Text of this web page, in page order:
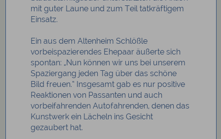
mit guter Laune und zum Teil tatkräftigem
Einsatz.
Ein aus dem Altenheim Schlößle
vorbeispazierendes Ehepaar äußerte sich
spontan: „Nun können wir uns bei unserem
Spaziergang jeden Tag über das schöne
Bild freuen.“ Insgesamt gab es nur positive
Reaktionen von Passanten und auch
vorbeifahrenden Autofahrenden, denen das
Kunstwerk ein Lächeln ins Gesicht
gezaubert hat.